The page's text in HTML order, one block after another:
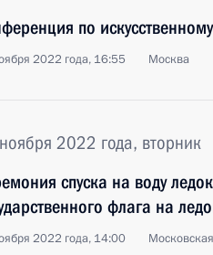
по
2022 года, 16:55 Москва
2022 года, вторник
спуска на воду
флага на
2022 года, 14:00